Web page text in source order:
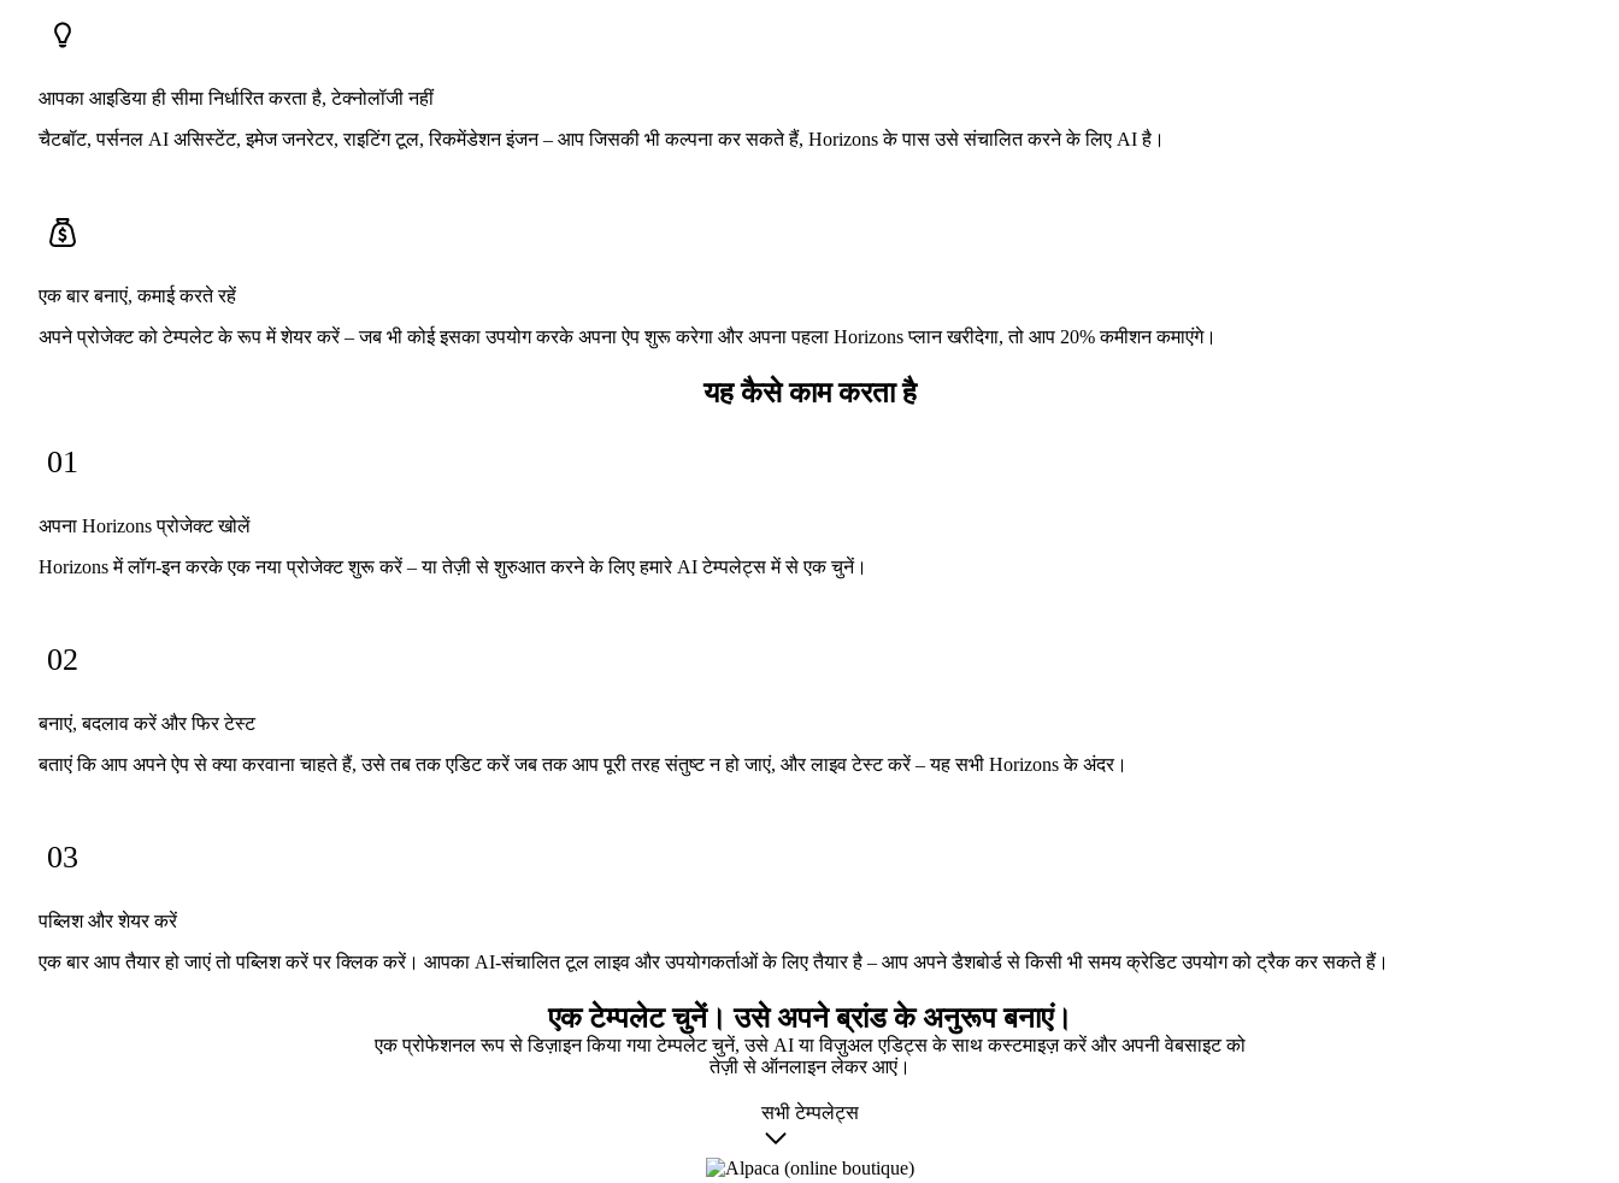
आपका आइडिया ही सीमा निर्धारित करता है, टेक्नोलॉजी नहीं
चैटबॉट, पर्सनल AI असिस्टेंट, इमेज जनरेटर, राइटिंग टूल, रिकमेंडेशन इंजन – आप जिसकी भी कल्पना कर सकते हैं, Horizons के पास उसे संचालित करने के लिए AI है।
एक बार बनाएं, कमाई करते रहें
अपने प्रोजेक्ट को टेम्पलेट के रूप में शेयर करें – जब भी कोई इसका उपयोग करके अपना ऐप शुरू करेगा और अपना पहला Horizons प्लान खरीदेगा, तो आप 20% कमीशन कमाएंगे।
यह कैसे काम करता है
01
अपना Horizons प्रोजेक्ट खोलें
Horizons में लॉग-इन करके एक नया प्रोजेक्ट शुरू करें – या तेज़ी से शुरुआत करने के लिए हमारे AI टेम्पलेट्स में से एक चुनें।
02
बनाएं, बदलाव करें और फिर टेस्ट
बताएं कि आप अपने ऐप से क्या करवाना चाहते हैं, उसे तब तक एडिट करें जब तक आप पूरी तरह संतुष्ट न हो जाएं, और लाइव टेस्ट करें – यह सभी Horizons के अंदर।
03
पब्लिश और शेयर करें
एक बार आप तैयार हो जाएं तो पब्लिश करें पर क्लिक करें। आपका AI-संचालित टूल लाइव और उपयोगकर्ताओं के लिए तैयार है – आप अपने डैशबोर्ड से किसी भी समय क्रेडिट उपयोग को ट्रैक कर सकते हैं।
एक टेम्पलेट चुनें। उसे अपने ब्रांड के अनुरूप बनाएं।
एक प्रोफेशनल रूप से डिज़ाइन किया गया टेम्पलेट चुनें, उसे AI या विज़ुअल एडिट्स के साथ कस्टमाइज़ करें और अपनी वेबसाइट को
तेज़ी से ऑनलाइन लेकर आएं।
सभी टेम्पलेट्स